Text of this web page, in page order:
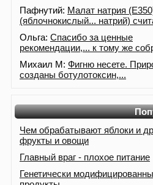
Пафнутий: Малат натрия
(яблочнокислый... натрий)
Ольга: Спасибо за ценные
рекомендации,... к тому же
Михаил М: Фигню несете.
созданы ботулотоксин,...
Чем обрабатывают яблоки и
фрукты и овощи
Главный враг - плохое питание
Генетически